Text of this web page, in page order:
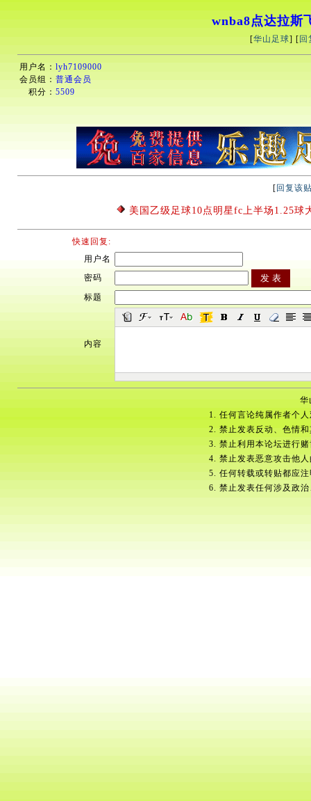
wnba8点达拉斯
[华山足球] [ 回
用户名： lyh7109000
会员组： 普通会员
积分： 5509
[ 回复该
美国乙级足球10点明星fc上半场1.25球
快速回复:
用户名
密码
标题
内容
华
1. 任何言论纯属作者个
2. 禁止发表反动、色情
3. 禁止利用本论坛进行
4. 禁止发表恶意攻击他
5. 任何转载或转贴都应
6. 禁止发表任何涉及政